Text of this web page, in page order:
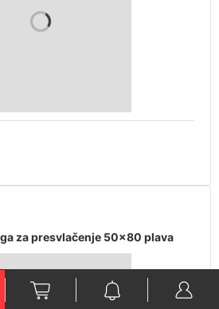
za presvlačenje 50x80 plava